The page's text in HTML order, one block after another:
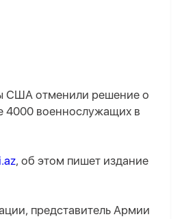
США отменили решение о
4000 военнослужащих в
, об этом пишет издание
представитель Армии